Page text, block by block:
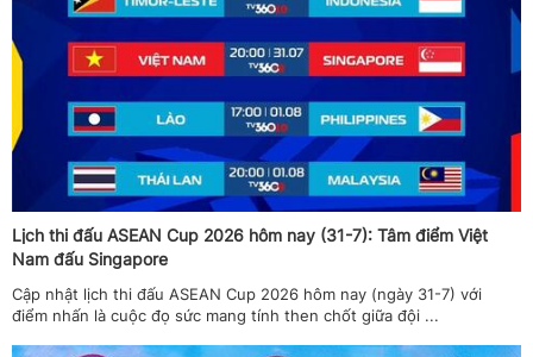
Lịch thi đấu ASEAN Cup 2026 hôm nay (31-7): Tâm điểm Việt
Nam đấu Singapore
Cập nhật lịch thi đấu ASEAN Cup 2026 hôm nay (ngày 31-7) với
điểm nhấn là cuộc đọ sức mang tính then chốt giữa đội ...